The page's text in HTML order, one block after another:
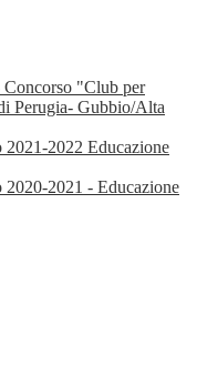
Concorso "Club per
Perugia- Gubbio/Alta
2021-2022 Educazione
2020-2021 - Educazione